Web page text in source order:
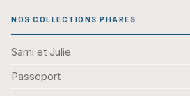
NOS COLLECTIONS PHARES
Sami et Julie
Passeport